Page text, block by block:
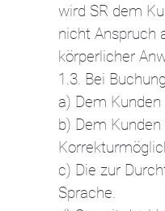
wird SR dem
nicht Anspruch
körperlicher
1.3. Bei
a) Dem
b) Dem
c) Die zur
Sprache.